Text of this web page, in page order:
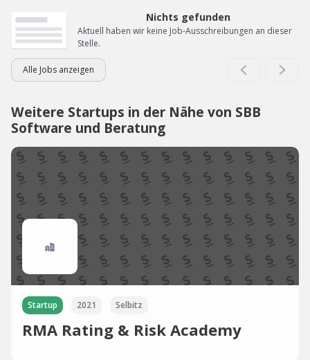
Nichts gefunden
Aktuell haben wir keine Job-Ausschreibungen an dieser
Stelle.
Alle Jobs anzeigen
Weitere Startups in der Nähe von SBB
Software und Beratung
Startup 2021 Selbitz
RMA Rating & Risk Academy